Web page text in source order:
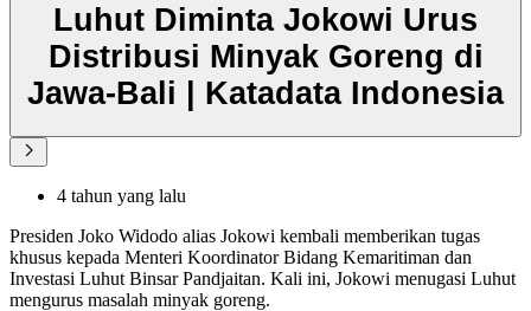
Luhut Diminta Jokowi Urus
Distribusi Minyak Goreng di
Jawa-Bali | Katadata Indonesia
4 tahun yang lalu
Presiden Joko Widodo alias Jokowi kembali memberikan tugas
khusus kepada Menteri Koordinator Bidang Kemaritiman dan
Investasi Luhut Binsar Pandjaitan. Kali ini, Jokowi menugasi Luhut
mengurus masalah minyak goreng.